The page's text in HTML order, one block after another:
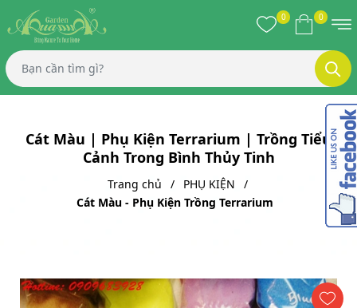
0 0
Cát Màu | Phụ Kiện Terrarium | Trồng Tiểu
Cảnh Trong Bình Thủy Tinh
Trang chủ
PHỤ KIỆN
Cát Màu - Phụ Kiện Trồng Terrarium